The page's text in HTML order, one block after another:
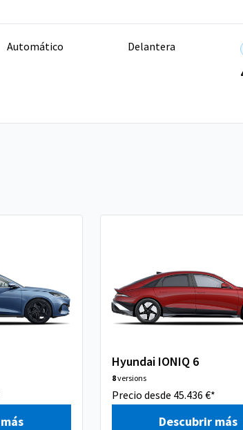
Automático Delantera
Hyundai IONIQ 6
8versions
Precio desde 45.436 €*
Descubrir más